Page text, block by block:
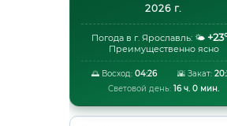
2026 г.
Погода в г. Ярославль: 🌤️
Преимущественно ясно
🌅 Восход: 04:26 🌇 Закат:
Световой день: 16 ч. 0 мин.